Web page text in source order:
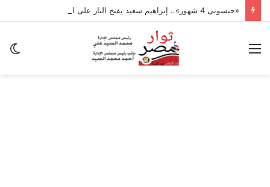
القائمة